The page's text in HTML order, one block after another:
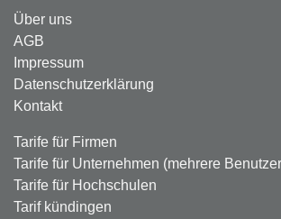
Über uns
AGB
Impressum
Datenschutzerklärung
Kontakt
Tarife für Firmen
Tarife für Unternehmen (mehrere
Tarife für Hochschulen
Tarif kündingen